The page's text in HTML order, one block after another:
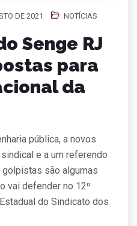
DE 2021 NOTÍCIAS
Senge RJ
para
da
pública, a novos
e a um referendo
são algumas
vai defender no 12º
do Sindicato dos